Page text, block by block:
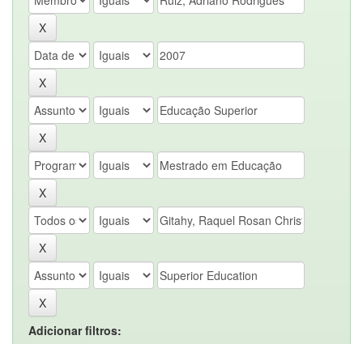
Adicionar filtros: